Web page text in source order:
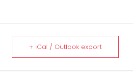
+ iCal / Outlook export